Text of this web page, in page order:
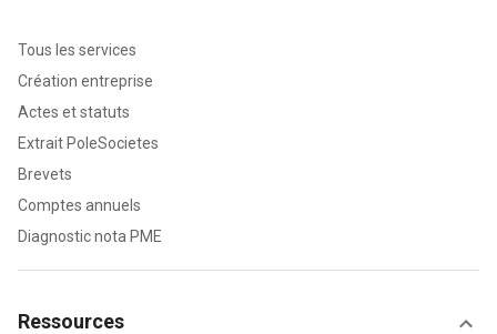
Tous les services
Création entreprise
Actes et statuts
Extrait PoleSocietes
Brevets
Comptes annuels
Diagnostic nota PME
Ressources